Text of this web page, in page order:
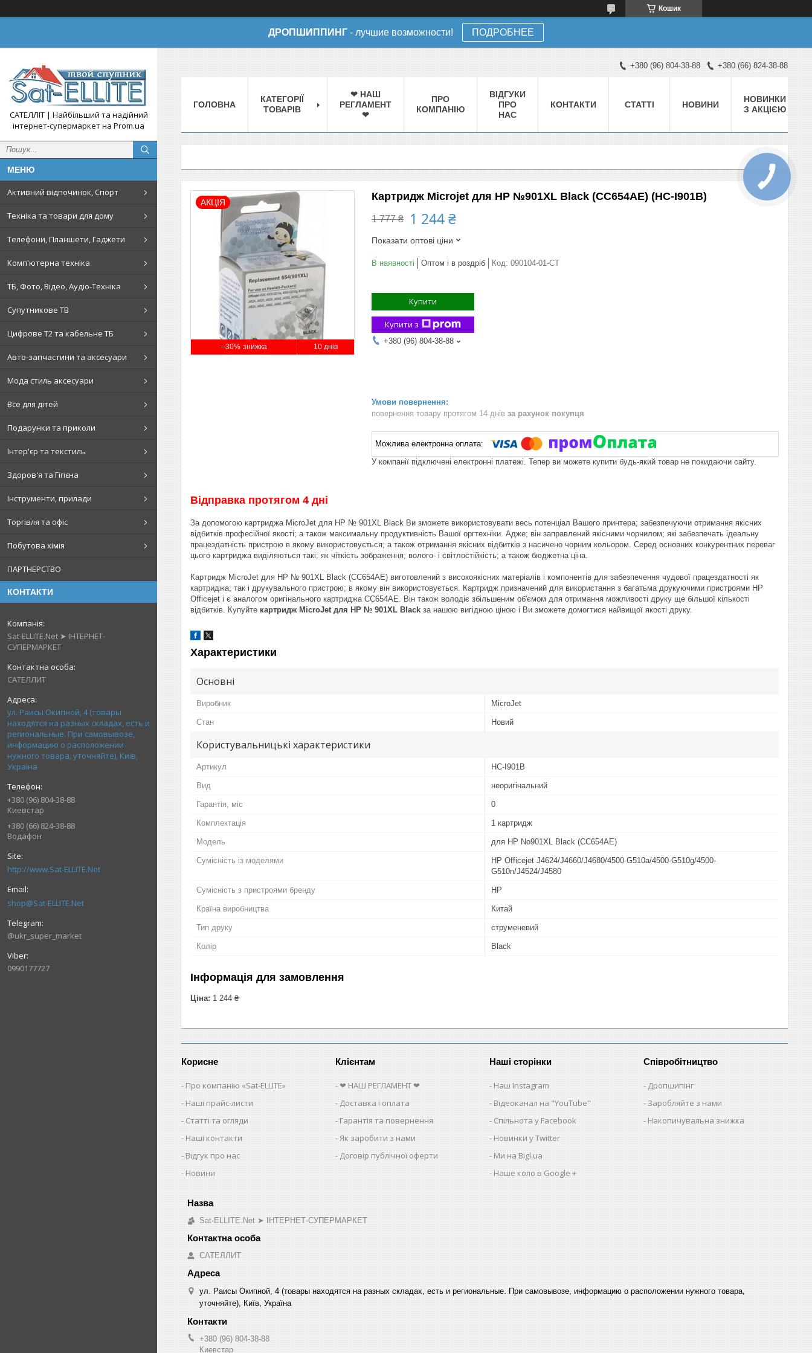
Кошик
ДРОПШИППИНГ - лучшие возможности! ПОДРОБНЕЕ
САТЕЛЛІТ | Найбільший та надійний
інтернет-супермаркет на Prom.ua
Активний відпочинок, Спорт
Техніка та товари для дому
Телефони, Планшети, Гаджети
Комп'ютерна техніка
ТБ, Фото, Відео, Аудіо-Техніка
Супутникове ТВ
Цифрове Т2 та кабельне ТБ
Авто-запчастини та аксесуари
Мода стиль аксесуари
Все для дітей
Подарунки та приколи
Інтер'єр та текстиль
Здоров'я та Гігієна
Інструменти, прилади
Торгівля та офіс
Побутова хімія
ПАРТНЕРСТВО
КОНТАКТИ
Sat-ELLITE.Net ➤ ІНТЕРНЕТ-
СУПЕРМАРКЕТ
САТЕЛЛИТ
ул. Раисы Окипной, 4 (товары
находятся на разных складах, есть и
региональные. При самовывозе,
информацию о расположении
нужного товара, уточняйте), Київ,
Україна
+380 (96) 804-38-88
Киевстар
+380 (66) 824-38-88
Водафон
http://www.Sat-ELLITE.Net
shop@Sat-ELLITE.Net
@ukr_super_market
0990177727
+380 (96) 804-38-88 +380 (66) 824-38-88
ГОЛОВНА
КАТЕГОРІЇ
ТОВАРІВ
❤ НАШ
РЕГЛАМЕНТ
❤
ПРО
КОМПАНІЮ
ВІДГУКИ
ПРО
НАС
КОНТАКТИ СТАТТІ НОВИНИ
НОВИНКИ
З АКЦІЄЮ
–30% 10 днів
АКЦІЯ Картридж Microjet для HP №901XL Black (CC654AE) (HC-I901B)
1 777 ₴ 1 244 ₴
Показати оптові ціни
В наявності Оптом і в роздріб Код: 090104-01-СТ
Купити
Купити з
+380 (96) 804-38-88
повернення товару протягом 14 днів за рахунок покупця
У компанії підключені електронні платежі. Тепер ви можете купити будь-який товар не покидаючи сайту.
Відправка протягом 4 дні
За допомогою картриджа MicroJet для HP № 901XL Black Ви зможете використовувати весь потенціал Вашого принтера; забезпечуючи отримання якісних
відбитків професійної якості; а також максимальну продуктивність Вашої оргтехніки. Адже; він заправлений якісними чорнилом; які забезпечать ідеальну
працездатність пристрою в якому використовується; а також отримання якісних відбитків з насичено чорним кольором. Серед основних конкурентних переваг
цього картриджа виділяються такі; як чіткість зображення; волого- і світлостійкість; а також бюджетна ціна.
Картридж MicroJet для HP № 901XL Black (CC654AE) виготовлений з високоякісних матеріалів і компонентів для забезпечення чудової працездатності як
картриджа; так і друкувального пристрою; в якому він використовується. Картридж призначений для використання з багатьма друкуючими пристроями HP
Officejet і є аналогом оригінального картриджа CC654AE. Він також володіє збільшеним об'ємом для отримання можливості друку ще більшої кількості
відбитків. Купуйте картридж MicroJet для HP № 901XL Black за нашою вигідною ціною і Ви зможете домогтися найвищої якості друку.
Характеристики
Основні
Виробник MicroJet
Стан Новий
Користувальницькі характеристики
Артикул HC-I901B
Вид неоригінальний
Гарантія, міс 0
Комплектація 1 картридж
Мoдель для HP No901XL Black (CC654AE)
Сумісність із моделями
HP Officejet J4624/J4660/J4680/4500-G510a/4500-G510g/4500-
G510n/J4524/J4580
Сумісність з пристроями бренду HP
Країна виробництва Китай
Тип друку струменевий
Колір Black
Інформація для замовлення
Ціна: 1 244 ₴
Корисне
Про компанію «Sat-ELLITE»
Наші прайс-листи
Статті та огляди
Наші контакти
Відгук про нас
Новини
Клієнтам
❤ НАШ РЕГЛАМЕНТ ❤
Доставка і оплата
Гарантія та повернення
Як заробити з нами
Договір публічної оферти
Наші сторінки
Наш Instagram
Відеоканал на "YouTube"
Спільнота у Facebook
Новинки у Twitter
Ми на Bigl.ua
Наше коло в Google +
Співробітництво
Дропшипінг
Заробляйте з нами
Накопичувальна знижка
Sat-ELLITE.Net ➤ ІНТЕРНЕТ-СУПЕРМАРКЕТ
САТЕЛЛИТ
ул. Раисы Окипной, 4 (товары находятся на разных складах, есть и региональные. При самовывозе, информацию о расположении нужного товара,
уточняйте), Київ, Україна
+380 (96) 804-38-88
Киевстар